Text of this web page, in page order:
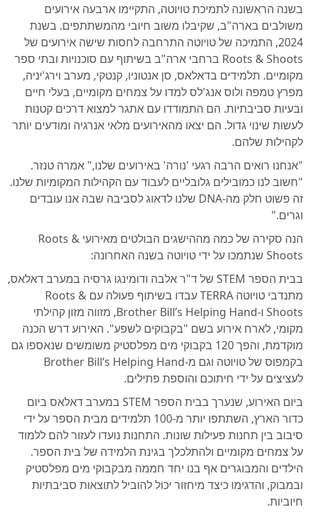
בשנה הראשונה לתמיכת טויוטה, התקיימו ארבעה אירועים
משולבים בארה"ב, שקיבלו משוב חיובי מהמשתתפים. בשנת
2024, התמיכה של טויוטה התרחבה לחסות שישה אירועים של
Roots & Shoots ברחבי ארה"ב בשיתוף עם סוכנויות ובתי ספר
מקומיים. תלמידים בדאלאס, סן אנטוניו, קנטקי, מערב וירג'יניה,
מפרץ טמפה ולוס אנג'לס למדו על צמחים מקומיים, בעלי חיים
ובעיות סביבתיות. הם התמודדו עם אתגר למצוא דרכים קטנות
לעשות שינוי גדול. הם יצאו מהאירועים מלאי אנרגיה ומודעים יותר
לקהילות שלהם.
"אנחנו רואים הרבה רגעי 'נורה' באירועים שלנו," אמרה טנזר.
"חשוב לנו כמובילים גלובליים לעבוד עם הקהילות המקומיות שלנו.
זה פשוט חלק מה-DNA שלנו לדאוג לסביבה שבה אנו עובדים
וגרים."
הנה סקירה של כמה מההישגים הבולטים מאירועי Roots &
Shoots שנתמכו על ידי טויוטה בשנה האחרונה:
בבית הספר STEM של ד"ר אלבה ודומינגו גרסיה במערב דאלאס,
מתנדבי טויוטה TERRA עבדו בשיתוף פעולה עם Roots &
Shoots ו-Brother Bill’s Helping Hand, מזווה מזון קהילתי
מקומי, לארח אירוע בשם "בקבוקים לשפע". האירוע דרש הכנה
מוקדמת, והפך 120 בקבוקי מים מפלסטיק משומשים שנאספו גם
בקמפוס של טויוטה וגם מ-Brother Bill’s Helping Hand
לעציצים על ידי חיתוכם והוספת פתילים.
ביום האירוע, שנערך בבית הספר STEM במערב דאלאס ביום
כדור הארץ, השתתפו יותר מ-100 תלמידים מבית הספר על ידי
סיבוב בין תחנות פעילות שונות. התחנות נועדו לעזור להם ללמוד
על צמחים מקומיים ולהתלכלך בגינת הלמידה של בית הספר.
הילדים והמבוגרים אף בנו יחד חממה מבקבוקי מים מפלסטיק
ובמבוק, והדגימו כיצד מיחזור יכול להוביל לתוצאות סביבתיות
חיוביות.